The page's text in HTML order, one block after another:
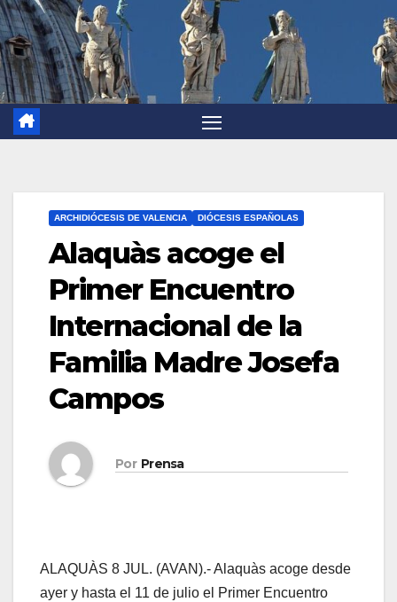
ARCHIDIÓCESIS DE VALENCIA DIÓCESIS ESPAÑOLAS
Alaquàs acoge el
Primer Encuentro
Internacional de la
Familia Madre Josefa
Campos
Por Prensa
ALAQUÀS 8 JUL. (AVAN).- Alaquàs acoge desde
ayer y hasta el 11 de julio el Primer Encuentro